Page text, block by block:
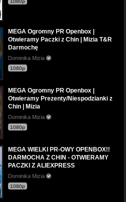
1080p
MEGA Ogromny PR Openbox |
Otwieramy Paczki z Chin | Mizia T&R
Darmochę
Dominika Mizia
1080p
MEGA Ogromny PR Openbox |
Otwieramy Prezenty/Niespodzianki z
Chin | Mizia
Dominika Mizia
1080p
MEGA WIELKI PR-OWY OPENBOX!!
DARMOCHA Z CHIN - OTWIERAMY
PACZKI Z ALIEXPRESS
Dominika Mizia
1080p